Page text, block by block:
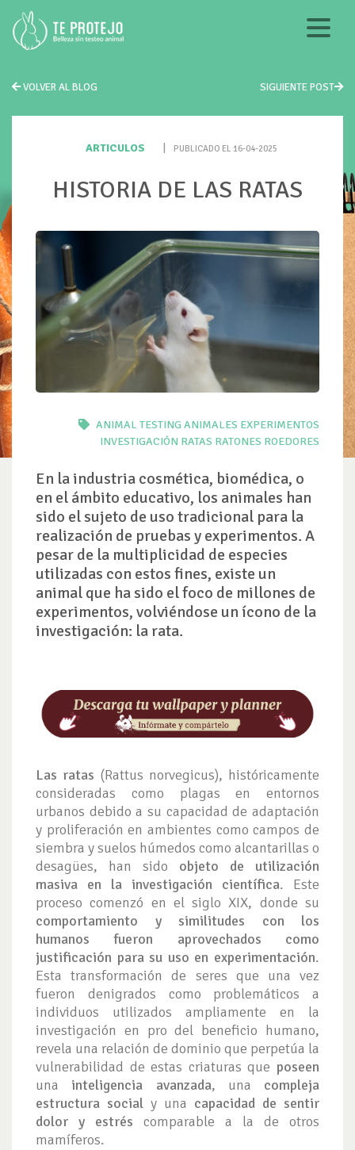
VOLVER AL BLOG SIGUIENTE POST
ARTICULOS PUBLICADO EL 16-04-2025
HISTORIA DE LAS RATAS
ANIMAL TESTINGANIMALES EXPERIMENTOS
INVESTIGACIÓN RATAS RATONES ROEDORES
En la industria cosmética, biomédica, o
en el ámbito educativo, los animales han
sido el sujeto de uso tradicional para la
realización de pruebas y experimentos. A
pesar de la multiplicidad de especies
utilizadas con estos fines, existe un
animal que ha sido el foco de millones de
experimentos, volviéndose un ícono de la
investigación: la rata.
Las ratas (Rattus norvegicus), históricamente
consideradas como plagas en entornos
urbanos debido a su capacidad de adaptación
y proliferación en ambientes como campos de
siembra y suelos húmedos como alcantarillas o
desagües, han sido objeto de utilización
masiva en la investigación científica. Este
proceso comenzó en el siglo XIX, donde su
comportamiento y similitudes con los
humanos fueron aprovechados como
justificación para su uso en experimentación.
Esta transformación de seres que una vez
fueron denigrados como problemáticos a
individuos utilizados ampliamente en la
investigación en pro del beneficio humano,
revela una relación de dominio que perpetúa la
vulnerabilidad de estas criaturas que poseen
una inteligencia avanzada, una compleja
estructura social y una capacidad de sentir
dolor y estrés comparable a la de otros
mamíferos.